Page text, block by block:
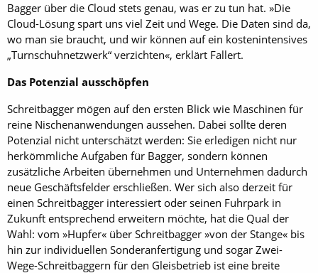
Bagger über die Cloud stets genau, was er zu tun hat. »Die
Cloud-Lösung spart uns viel Zeit und Wege. Die Daten sind da,
wo man sie braucht, und wir können auf ein kostenintensives
„Turnschuhnetzwerk“ verzichten«, erklärt Fallert.
Das Potenzial ausschöpfen
Schreitbagger mögen auf den ersten Blick wie Maschinen für
reine Nischenanwendungen aussehen. Dabei sollte deren
Potenzial nicht unterschätzt werden: Sie erledigen nicht nur
herkömmliche Aufgaben für Bagger, sondern können
zusätzliche Arbeiten übernehmen und Unternehmen dadurch
neue Geschäftsfelder erschließen. Wer sich also derzeit für
einen Schreitbagger interessiert oder seinen Fuhrpark in
Zukunft entsprechend erweitern möchte, hat die Qual der
Wahl: vom »Hupfer« über Schreitbagger »von der Stange« bis
hin zur individuellen Sonderanfertigung und sogar Zwei-
Wege-Schreitbaggern für den Gleisbetrieb ist eine breite